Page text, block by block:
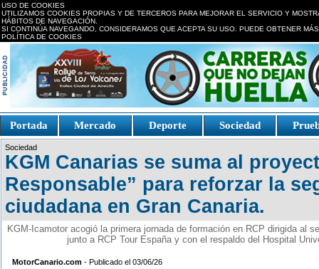
USO DE COOKIES
UTILIZAMOS COOKIES PROPIAS Y DE TERCEROS PARA MEJORAR EL SERVICIO Y
HÁBITOS DE NAVEGACIÓN.
SI CONTINÚA NAVEGANDO, CONSIDERAMOS QUE ACEPTA SU USO. PUEDE OBTENER
POLÍTICA DE COOKIES
replica watches canada
Portada Mercado Deporte Sociedad
Fake Watches
replica-
watch.is
Sociedad
KGM Canarias se suma al
Responsable” para reforzar la
ciudadana en Gran Canaria.
KGM-Icamotor acogió la primera jornada de formación en RCP dirigida al
junto a RCP Tour España y con el respaldo del Hospital
MotorCanario.com - Publicado el 03/06/26